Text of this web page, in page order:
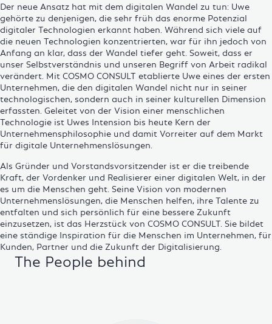
Der neue Ansatz hat mit dem digitalen Wandel zu tun: Uwe
gehörte zu denjenigen, die sehr früh das enorme Potenzial
digitaler Technologien erkannt haben. Während sich viele auf
die neuen Technologien konzentrierten, war für ihn jedoch von
Anfang an klar, dass der Wandel tiefer geht. Soweit, dass er
unser Selbstverständnis und unseren Begriff von Arbeit radikal
verändert. Mit COSMO CONSULT etablierte Uwe eines der ersten
Unternehmen, die den digitalen Wandel nicht nur in seiner
technologischen, sondern auch in seiner kulturellen Dimension
erfassten. Geleitet von der Vision einer menschlichen
Technologie ist Uwes Intension bis heute Kern der
Unternehmensphilosophie und damit Vorreiter auf dem Markt
für digitale Unternehmenslösungen
Als Gründer und Vorstandsvorsitzender ist er die treibende
Kraft, der Vordenker und Realisierer einer digitalen Welt, in der
es um die Menschen geht. Seine Vision von modernen
Unternehmenslösungen, die Menschen helfen, ihre Talente zu
entfalten und sich persönlich für eine bessere Zukunft
einzusetzen, ist das Herzstück von COSMO CONSULT. Sie bildet
eine ständige Inspiration für die Menschen im Unternehmen, für
Kunden, Partner und die Zukunft der Digitalisierung.
The People behind